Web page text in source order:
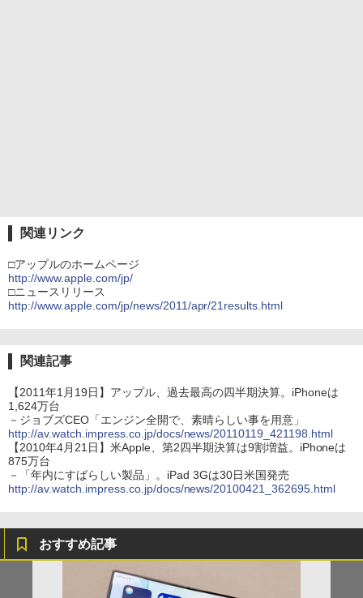
関連リンク
□アップルのホームページ
http://www.apple.com/jp/
□ニュースリリース
http://www.apple.com/jp/news/2011/apr/21results.html
関連記事
【2011年1月19日】アップル、過去最高の四半期決算。iPhoneは
1,624万台
－ジョブズCEO「エンジン全開で、素晴らしい事を用意」
http://av.watch.impress.co.jp/docs/news/20110119_421198.html
【2010年4月21日】米Apple、第2四半期決算は9割増益。iPhoneは
875万台
－「年内にすばらしい製品」。iPad 3Gは30日米国発売
http://av.watch.impress.co.jp/docs/news/20100421_362695.html
おすすめ記事